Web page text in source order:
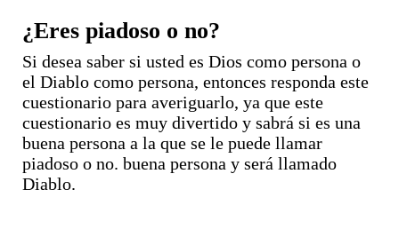
¿Eres piadoso o no?
Si desea saber si usted es Dios como persona o
el Diablo como persona, entonces responda este
cuestionario para averiguarlo, ya que este
cuestionario es muy divertido y sabrá si es una
buena persona a la que se le puede llamar
piadoso o no. buena persona y será llamado
Diablo.